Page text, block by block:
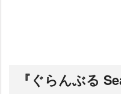
『ぐらんぶる